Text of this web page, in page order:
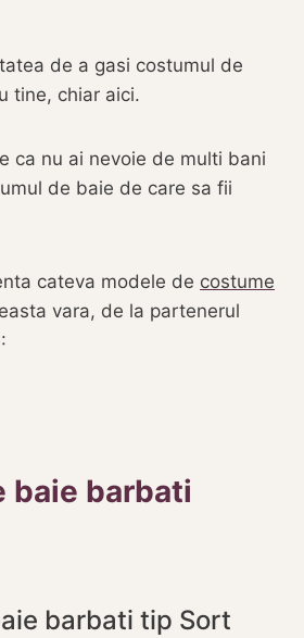
de a gasi costumul de
tine, chiar aici.
ca nu ai nevoie de multi bani
de baie de care sa fii
cateva modele de costume
vara, de la partenerul
baie barbati
barbati tip Sort